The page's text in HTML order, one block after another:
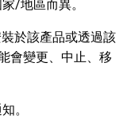
/地區而異。
於該產品或透過該
會變更、中止、移
。